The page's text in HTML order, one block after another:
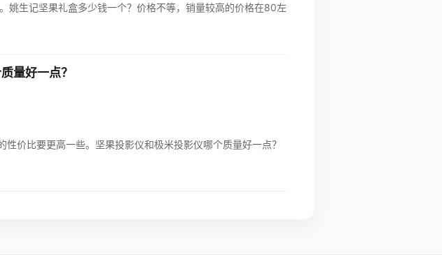
姚生记坚果礼盒多少钱一个？价格不等，销量较高的价格在80左
量好一点？
价比要更高一些。坚果投影仪和极米投影仪哪个质量好一点？